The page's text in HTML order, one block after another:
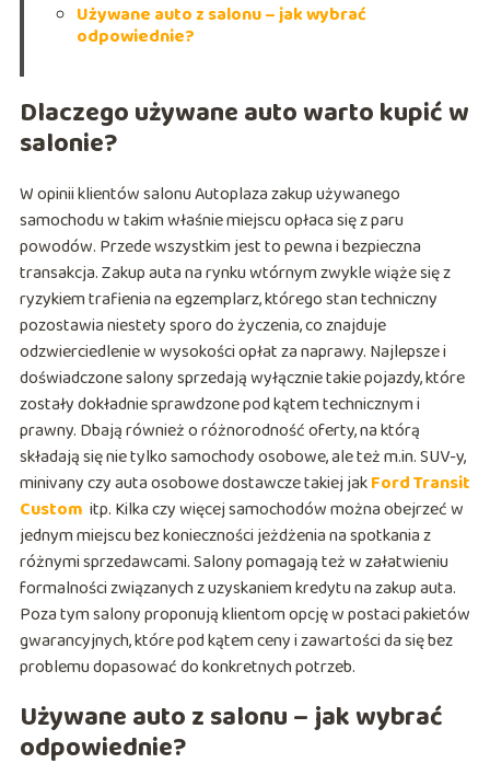
Używane auto z salonu – jak wybrać
odpowiednie?
Dlaczego używane auto warto kupić w
salonie?
W opinii klientów salonu Autoplaza zakup używanego
samochodu w takim właśnie miejscu opłaca się z paru
powodów. Przede wszystkim jest to pewna i bezpieczna
transakcja. Zakup auta na rynku wtórnym zwykle wiąże się z
ryzykiem trafienia na egzemplarz, którego stan techniczny
pozostawia niestety sporo do życzenia, co znajduje
odzwierciedlenie w wysokości opłat za naprawy. Najlepsze i
doświadczone salony sprzedają wyłącznie takie pojazdy, które
zostały dokładnie sprawdzone pod kątem technicznym i
prawny. Dbają również o różnorodność oferty, na którą
składają się nie tylko samochody osobowe, ale też m.in. SUV-y,
minivany czy auta osobowe dostawcze takiej jakFord Transit
Custom itp. Kilka czy więcej samochodów można obejrzeć w
jednym miejscu bez konieczności jeżdżenia na spotkania z
różnymi sprzedawcami. Salony pomagają też w załatwieniu
formalności związanych z uzyskaniem kredytu na zakup auta.
Poza tym salony proponują klientom opcję w postaci pakietów
gwarancyjnych, które pod kątem ceny i zawartości da się bez
problemu dopasować do konkretnych potrzeb.
Używane auto z salonu – jak wybrać
odpowiednie?